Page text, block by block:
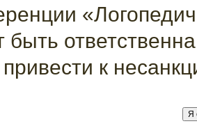
быть
привести к